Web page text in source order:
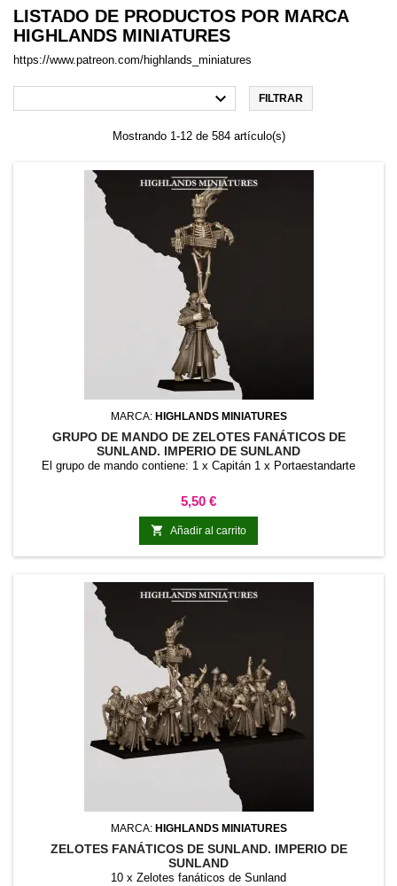
LISTADO DE PRODUCTOS POR MARCA
HIGHLANDS MINIATURES
https://www.patreon.com/highlands_miniatures
 FILTRAR
Mostrando 1-12 de 584 artículo(s)
MARCA: HIGHLANDS MINIATURES
GRUPO DE MANDO DE ZELOTES FANÁTICOS DE
SUNLAND. IMPERIO DE SUNLAND
El grupo de mando contiene: 1 x Capitán 1 x Portaestandarte
Precio
5,50 €
 Añadir al carrito
MARCA: HIGHLANDS MINIATURES
ZELOTES FANÁTICOS DE SUNLAND. IMPERIO DE
SUNLAND
10 x Zelotes fanáticos de Sunland